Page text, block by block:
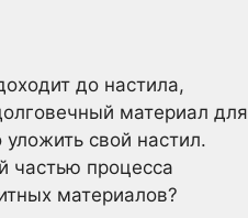
до настила,
материал для
свой настил.
частью процесса
материалов?